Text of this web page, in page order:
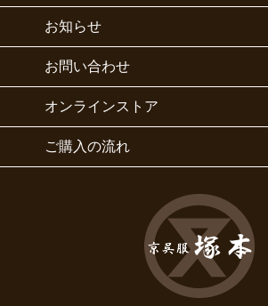
お知らせ
お問い合わせ
オンラインストア
ご購入の流れ